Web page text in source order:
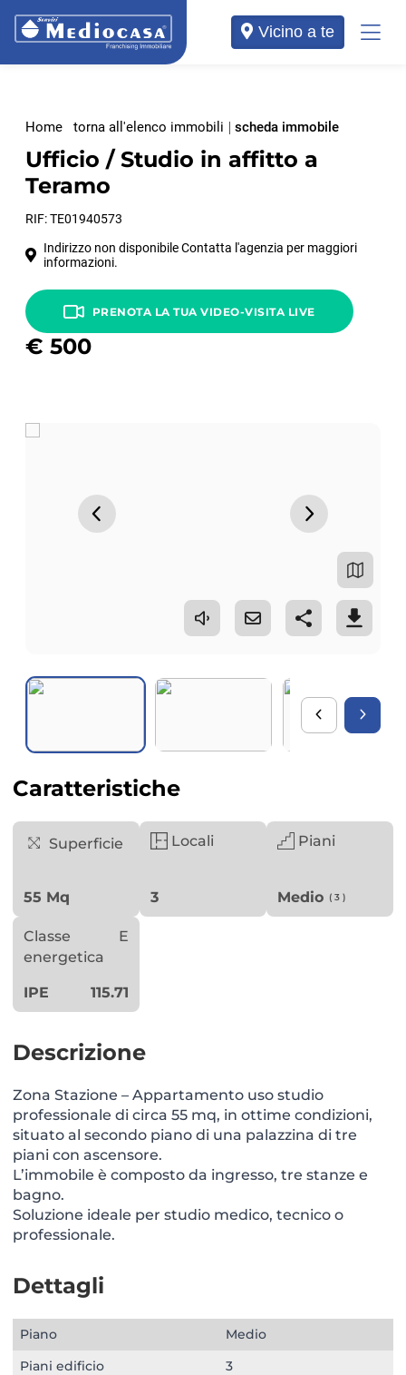
Vicino a te
Home torna all'elenco immobili scheda immobile
Ufficio / Studio in affitto a
Teramo
RIF: TE01940573
Indirizzo non disponibile Contatta l'agenzia per maggiori
informazioni.
PRENOTA LA TUA VIDEO-VISITA LIVE
€ 500
Caratteristiche
Superficie
55 Mq
Locali
3
Piani
Medio ( 3 )
Classe
E
energetica
IPE 115.71
Descrizione
Zona Stazione – Appartamento uso studio
professionale di circa 55 mq, in ottime condizioni,
situato al secondo piano di una palazzina di tre
piani con ascensore.
L’immobile è composto da ingresso, tre stanze e
bagno.
Soluzione ideale per studio medico, tecnico o
professionale.
Dettagli
Piano
Medio
Piani edificio
3